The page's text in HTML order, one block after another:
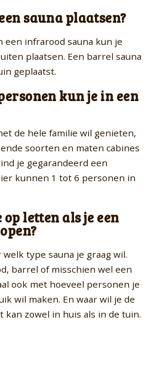
sauna plaatsen?
een infrarood sauna kun je
plaatsen. Een barrel sauna
geplaatst.
kun je in een
de hele familie wil genieten,
soorten en maten cabines
je gegarandeerd een
kunnen 1 tot 6 personen in
letten als je een
type sauna je graag wil.
barrel of misschien wel een
ook met hoeveel personen je
wil maken. En waar wil je de
kan zowel in huis als in de tuin.